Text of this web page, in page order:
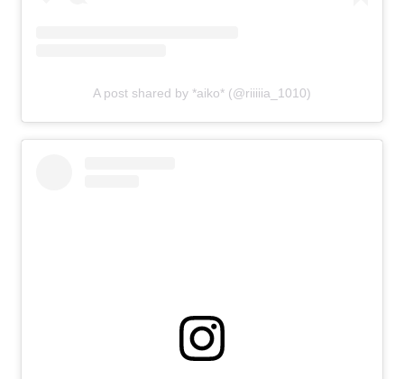
A post shared by *aiko* (@riiiiia_1010)